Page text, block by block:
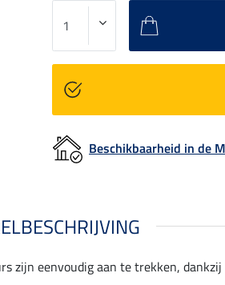
Beschikbaarheid in de
zijn eenvoudig aan te trekken,